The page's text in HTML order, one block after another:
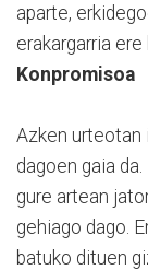
aparte,
erakargarria ere
Konpromisoa
Azken urteotan
dagoen gaia
gure artean
gehiago dago.
batuko dituen